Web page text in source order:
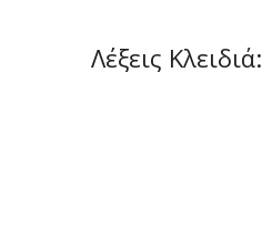
Λέξεις Κλειδιά: